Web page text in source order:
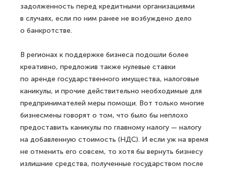
задолженность перед кредитными организациями
в случаях, если по ним ранее не возбуждено дело
о банкротстве.
В регионах к поддержке бизнеса подошли более
креативно, предложив также нулевые ставки
по аренде государственного имущества, налоговые
каникулы, и прочие действительно необходимые для
предпринимателей меры помощи. Вот только многие
бизнесмены говорят о том, что было бы неплохо
предоставить каникулы по главному налогу — налогу
на добавленную стоимость (НДС). И если уж на время
не отменить его совсем, то хотя бы вернуть бизнесу
излишние средства, полученные государством после